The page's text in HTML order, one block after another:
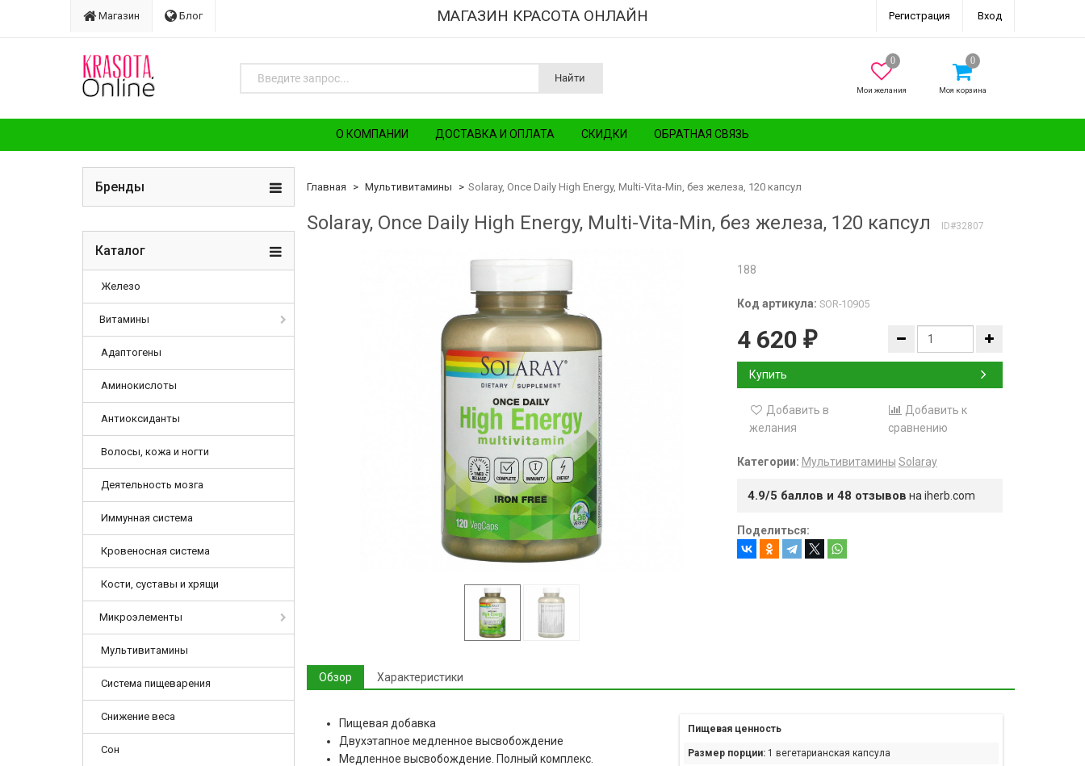
Магазин Блог МАГАЗИН КРАСОТА ОНЛАЙН Регистрация Вход
Найти
Мои желания Моя корзина
О КОМПАНИИ ДОСТАВКА И ОПЛАТА СКИДКИ ОБРАТНАЯ СВЯЗЬ
Бренды
Каталог
Железо
Витамины
Адаптогены
Аминокислоты
Антиоксиданты
Волосы, кожа и ногти
Деятельность мозга
Иммунная система
Кровеносная система
Кости, суставы и хрящи
Микроэлементы
Мультивитамины
Система пищеварения
Снижение веса
Сон
Главная Мультивитамины Solaray, Once Daily High Energy, Multi-Vita-Min, без железа, 120 капсул
Solaray, Once Daily High Energy, Multi-Vita-Min, без железа, 120 капсул ID#32807
188
Код артикула: SOR-10905
4 620 ₽
Купить
Добавить в
желания
Добавить к
сравнению
Категории: Мультивитамины Solaray
4.9/5 баллов и 48 отзывов на iherb.com
Поделиться:
Обзор Характеристики
Пищевая ценность
Размер порции: 1 вегетарианская капсула
Пищевая добавка
Двухэтапное медленное высвобождение
Медленное высвобождение. Полный комплекс.